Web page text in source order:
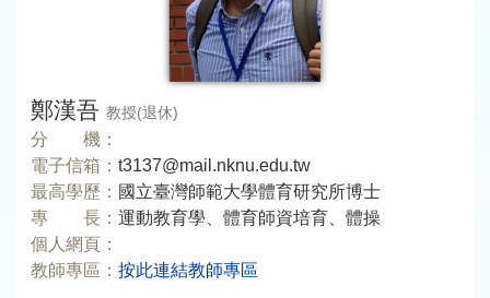
鄭漢吾 教授(退休)
分 機：
電子信箱： t3137@mail.nknu.edu.tw
最高學歷： 國立臺灣師範大學體育研究所博士
專 長： 運動教育學、體育師資培育、體操
個人網頁：
教師專區： 按此連結教師專區